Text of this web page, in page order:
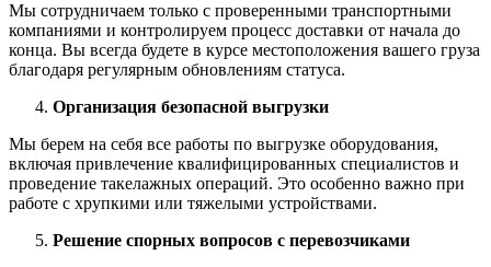
Мы сотрудничаем только с проверенными транспортными
компаниями и контролируем процесс доставки от начала до
конца. Вы всегда будете в курсе местоположения вашего груза
благодаря регулярным обновлениям статуса.
Организация безопасной выгрузки
Мы берем на себя все работы по выгрузке оборудования,
включая привлечение квалифицированных специалистов и
проведение такелажных операций. Это особенно важно при
работе с хрупкими или тяжелыми устройствами.
Решение спорных вопросов с перевозчиками